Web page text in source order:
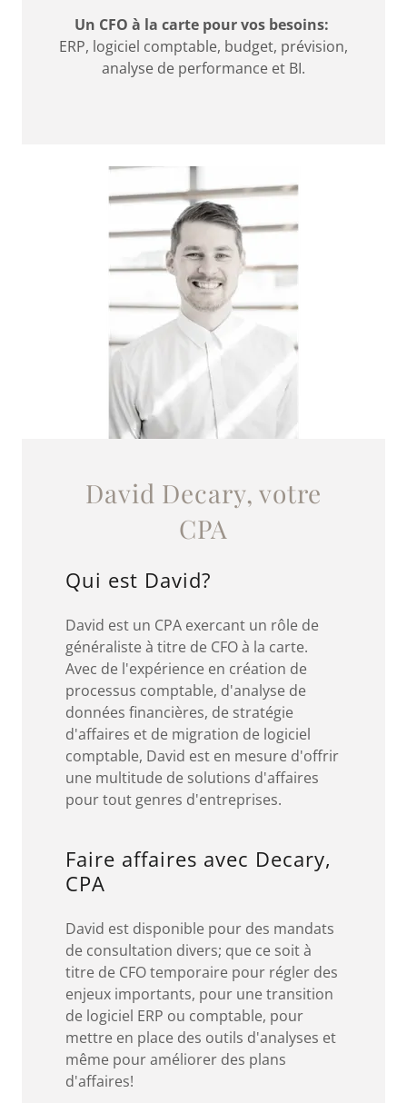
Un CFO à la carte pour vos besoins:
ERP, logiciel comptable, budget, prévision,
analyse de performance et BI.
David Decary, votre
CPA
Qui est David?
David est un CPA exercant un rôle de
généraliste à titre de CFO à la carte.
Avec de l'expérience en création de
processus comptable, d'analyse de
données financières, de stratégie
d'affaires et de migration de logiciel
comptable, David est en mesure d'offrir
une multitude de solutions d'affaires
pour tout genres d'entreprises.
Faire affaires avec Decary,
CPA
David est disponible pour des mandats
de consultation divers; que ce soit à
titre de CFO temporaire pour régler des
enjeux importants, pour une transition
de logiciel ERP ou comptable, pour
mettre en place des outils d'analyses et
même pour améliorer des plans
d'affaires!